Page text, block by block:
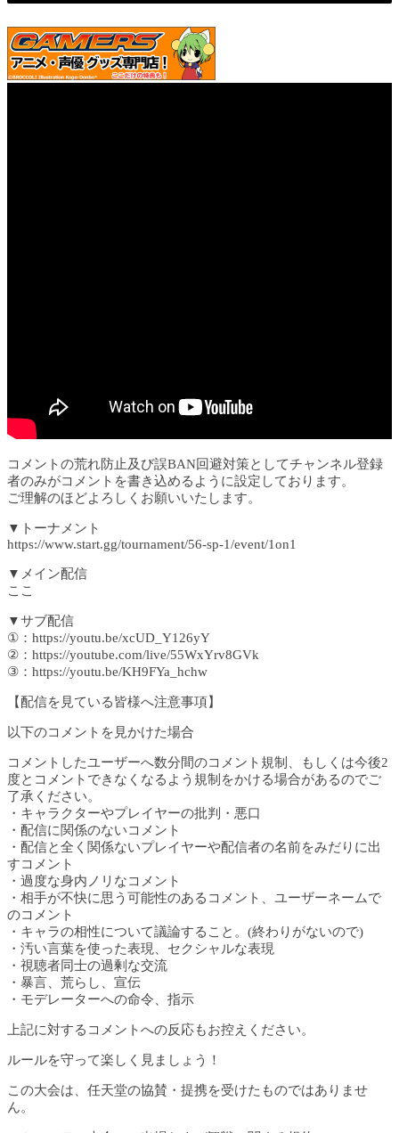
コメントの荒れ防止及び誤BAN回避対策としてチャンネル登録
者のみがコメントを書き込めるように設定しております。
ご理解のほどよろしくお願いいたします。
▼トーナメント
https://www.start.gg/tournament/56-sp-1/event/1on1
▼メイン配信
ここ
▼サブ配信
①：https://youtu.be/xcUD_Y126yY
②：https://youtube.com/live/55WxYrv8GVk
③：https://youtu.be/KH9FYa_hchw
【配信を見ている皆様へ注意事項】
以下のコメントを見かけた場合
コメントしたユーザーへ数分間のコメント規制、もしくは今後2
度とコメントできなくなるよう規制をかける場合があるのでご
了承ください。
・キャラクターやプレイヤーの批判・悪口
・配信に関係のないコメント
・配信と全く関係ないプレイヤーや配信者の名前をみだりに出
すコメント
・過度な身内ノリなコメント
・相手が不快に思う可能性のあるコメント、ユーザーネームで
のコメント
・キャラの相性について議論すること。(終わりがないので)
・汚い言葉を使った表現、セクシャルな表現
・視聴者同士の過剰な交流
・暴言、荒らし、宣伝
・モデレーターへの命令、指示
上記に対するコメントへの反応もお控えください。
ルールを守って楽しく見ましょう！
この大会は、任天堂の協賛・提携を受けたものではありませ
ん。